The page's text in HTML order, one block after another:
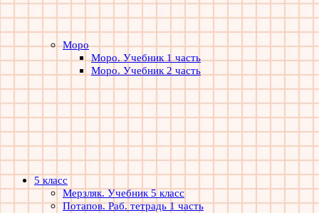
Моро
Моро. Учебник 1 часть
Моро. Учебник 2 часть
5 класс
Мерзляк. Учебник 5 класс
Потапов. Раб. тетрадь 1 часть